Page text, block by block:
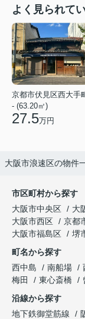
よく見られて
京都市伏見区西大手
- (63.20㎡)
27.5万円
大阪市浪速区の物件
市区町村から探す
大阪市中央区
大
大阪市西区
京都
大阪市福島区
堺
町名から探す
西中島
南船場
梅田
東心斎橋
沿線から探す
地下鉄御堂筋線